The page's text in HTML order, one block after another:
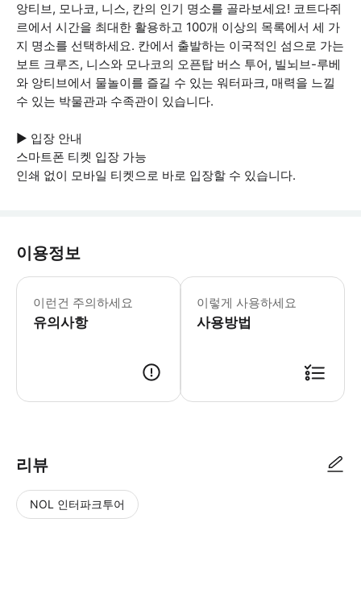
앙티브, 모나코, 니스, 칸의 인기 명소를 골라보세요! 코트다쥐
르에서 시간을 최대한 활용하고 100개 이상의 목록에서 세 가
지 명소를 선택하세요. 칸에서 출발하는 이국적인 섬으로 가는
보트 크루즈, 니스와 모나코의 오픈탑 버스 투어, 빌뇌브-루베
와 앙티브에서 물놀이를 즐길 수 있는 워터파크, 매력을 느낄
수 있는 박물관과 수족관이 있습니다.
▶ 입장 안내
스마트폰 티켓 입장 가능
인쇄 없이 모바일 티켓으로 바로 입장할 수 있습니다.
이용정보
이런건 주의하세요
유의사항
▶ 꼭 알아두세요 * 행사장 또는 액티
이렇게 사용하세요
사용방법
리뷰
NOL 인터파크투어